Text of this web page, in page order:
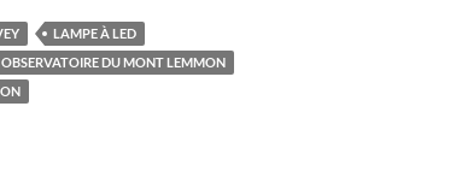
LAMPE À LED
OBSERVATOIRE DU MONT LEMMON